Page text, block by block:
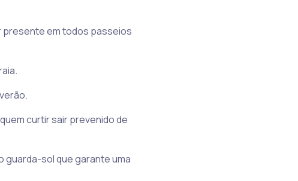
presente em todos passeios
curtir sair prevenido de
guarda-sol que garante uma